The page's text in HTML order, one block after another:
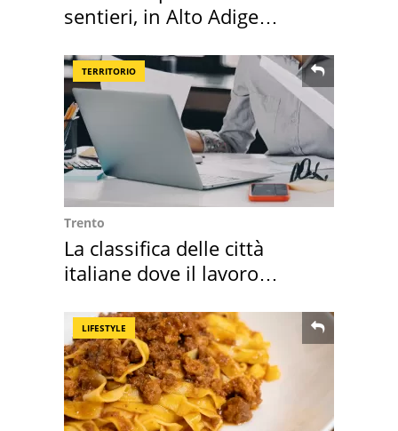
sentieri, in Alto Adige
TERRITORIO
Trento
La classifica delle città
italiane dove il lavoro
LIFESTYLE